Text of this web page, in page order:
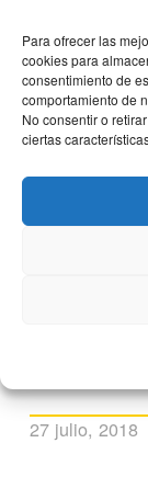
Para ofrecer las
cookies para
consentimiento de
comportamiento de
No consentir o
ciertas
27 julio, 2018